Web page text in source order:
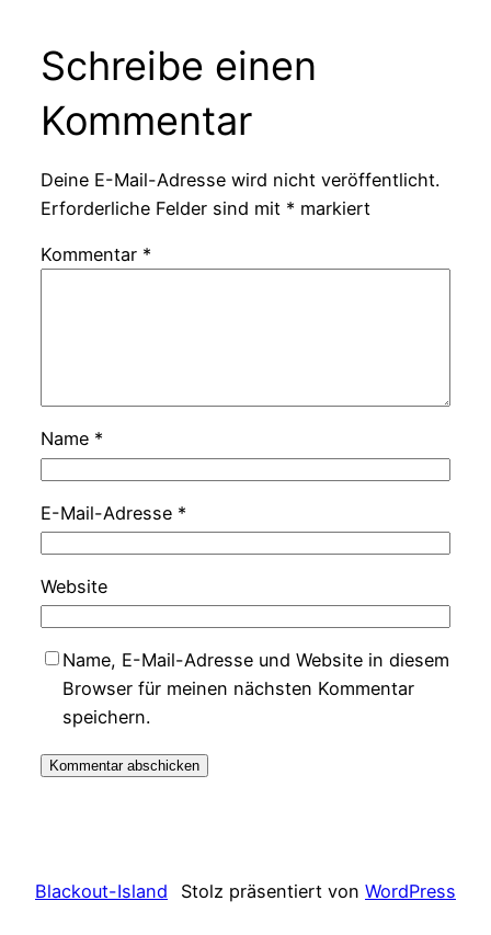
Schreibe einen
Kommentar
Deine E-Mail-Adresse wird nicht veröffentlicht.
Erforderliche Felder sind mit * markiert
Kommentar *
Name *
E-Mail-Adresse *
Website
Name, E-Mail-Adresse und Website in diesem
Browser für meinen nächsten Kommentar
speichern.
Blackout-Island Stolz präsentiert von WordPress